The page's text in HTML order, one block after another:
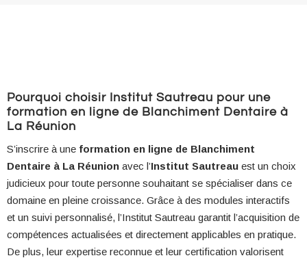
Pourquoi choisir Institut Sautreau pour une
formation en ligne de Blanchiment Dentaire à
La Réunion
S’inscrire à une formation en ligne de Blanchiment
Dentaire à La Réunion avec l’Institut Sautreau est un choix
judicieux pour toute personne souhaitant se spécialiser dans ce
domaine en pleine croissance. Grâce à des modules interactifs
et un suivi personnalisé, l’Institut Sautreau garantit l’acquisition de
compétences actualisées et directement applicables en pratique.
De plus, leur expertise reconnue et leur certification valorisent